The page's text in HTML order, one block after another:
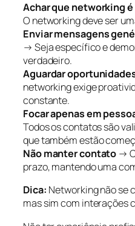
Achar que networking
O networking deve ser
Enviar mensagens
→ Seja específico e
verdadeiro.
Aguardar
networking exige
constante.
Focar apenas em
Todos os contatos são
que também estão
Não manter contato →
prazo, mantendo uma
Dica: Networking não se
mas sim com interações